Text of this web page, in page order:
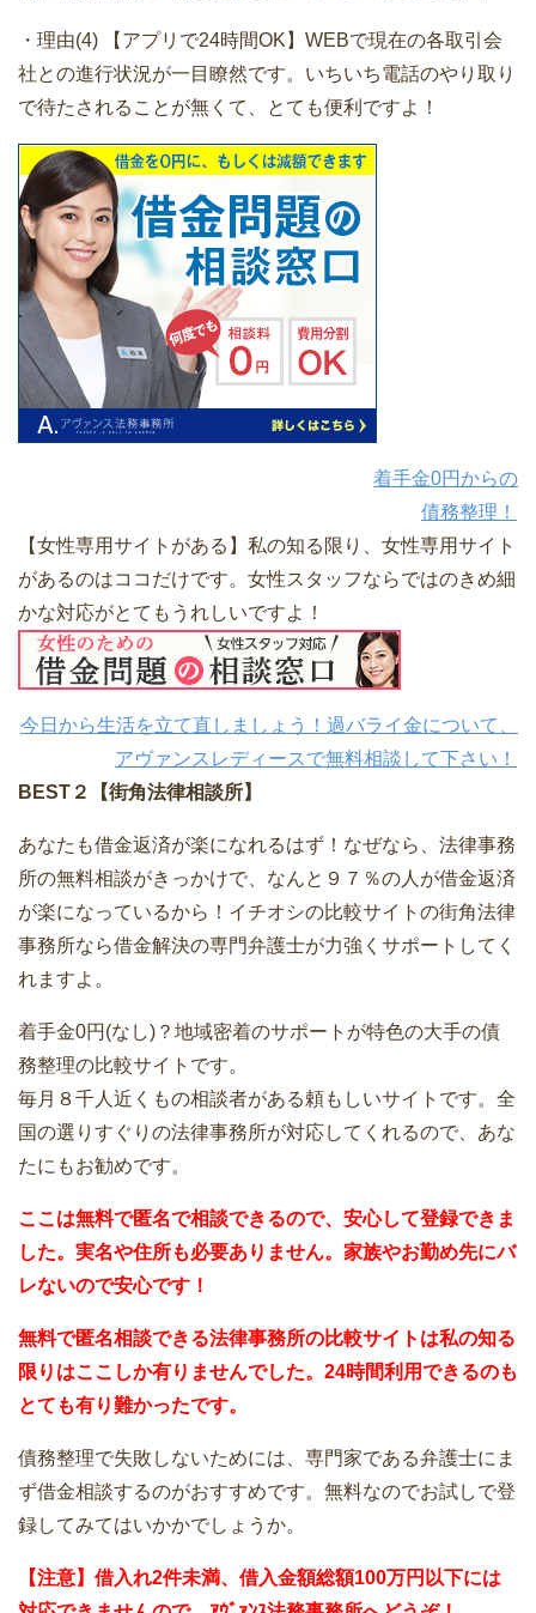
・理由(4) 【アプリで24時間OK】WEBで現在の各取引会
社との進行状況が一目瞭然です。いちいち電話のやり取り
で待たされることが無くて、とても便利ですよ！
着手金0円からの
債務整理！
【女性専用サイトがある】私の知る限り、女性専用サイト
があるのはココだけです。女性スタッフならではのきめ細
かな対応がとてもうれしいですよ！
今日から生活を立て直しましょう！過バライ金について、
アヴァンスレディースで無料相談して下さい！
BEST２【街角法律相談所】
あなたも借金返済が楽になれるはず！なぜなら、法律事務
所の無料相談がきっかけで、なんと９７％の人が借金返済
が楽になっているから！イチオシの比較サイトの街角法律
事務所なら借金解決の専門弁護士が力強くサポートしてく
れますよ。
着手金0円(なし)？地域密着のサポートが特色の大手の債
務整理の比較サイトです。
毎月８千人近くもの相談者がある頼もしいサイトです。全
国の選りすぐりの法律事務所が対応してくれるので、あな
たにもお勧めです。
ここは無料で匿名で相談できるので、安心して登録できま
した。実名や住所も必要ありません。家族やお勤め先にバ
レないので安心です！
無料で匿名相談できる法律事務所の比較サイトは私の知る
限りはここしか有りませんでした。24時間利用できるのも
とても有り難かったです。
債務整理で失敗しないためには、専門家である弁護士にま
ず借金相談するのがおすすめです。無料なのでお試しで登
録してみてはいかかでしょうか。
【注意】借入れ2件未満、借入金額総額100万円以下には